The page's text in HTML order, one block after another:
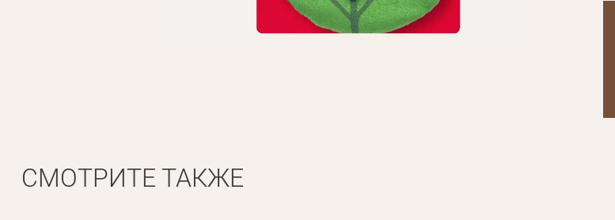
СМОТРИТЕ ТАКЖЕ
Личные данные